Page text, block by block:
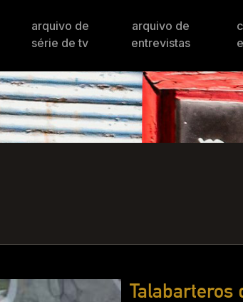
arquivo de
série de tv
arquivo de
entrevistas
Talabarteros